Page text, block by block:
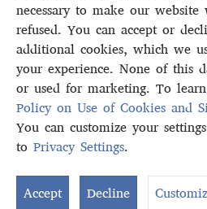
necessary to make our
refused. You can accept or
additional cookies, which we
your experience. None of this
or used for marketing. To
Policy on Use of Cookies and
You can customize your
to Privacy Settings
Accept Decline
new
window)JW Hub ®
(opens
new
JW Library
Copyright © 2026 Watch Tower Bible
ውዕል ኣጠቓቕማ |